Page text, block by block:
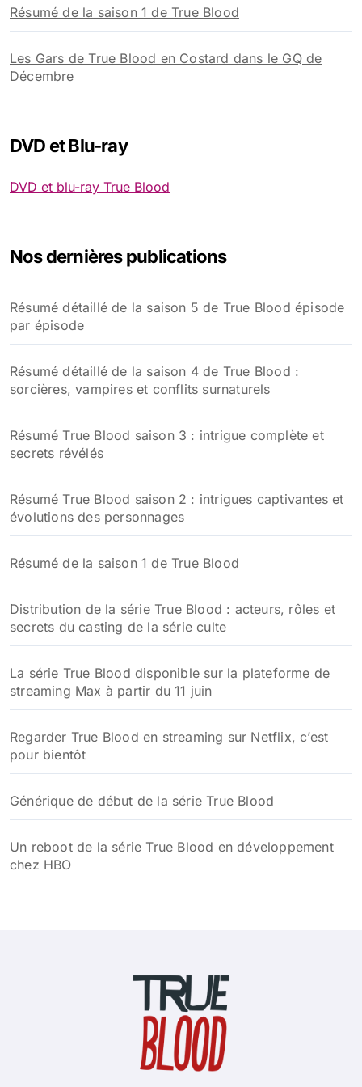
Dawn Olivieri rejoint le casting saison 3
True Blood remporte le prix Breakthrough aux Emmy
Interview de Carrie Preston alias Arlene par le site
Distribution de la série True Blood : acteurs, rôles et
secrets du casting de la série culte
Résumé de la saison 1 de True Blood
Les Gars de True Blood en Costard dans le GQ de
Décembre
DVD et Blu-ray
DVD et blu-ray True Blood
Nos dernières publications
Résumé détaillé de la saison 5 de True Blood épisode
par épisode
Résumé détaillé de la saison 4 de True Blood :
sorcières, vampires et conflits surnaturels
Résumé True Blood saison 3 : intrigue complète et
Distribution de la série True Blood : acteurs, rôles et
secrets du casting de la série culte
La série True Blood disponible sur la plateforme de
streaming Max à partir du 11 juin